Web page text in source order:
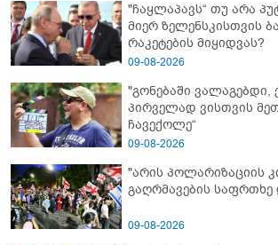
"ჩაყლაპავს“ თუ არა
მიერ ზელენსკისთვის
რაკეტების მიყიდვას?
09-08-2026
"გონებაში ვალაგებდი,
პირველად ვისთვის
ჩავექოლე“
09-08-2026
"არის პოლარიზაციის
გაღრმავების საფრთხე
09-08-2026